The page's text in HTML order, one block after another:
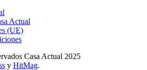
Actual
(UE)
Casa Actual 2025
y HitMag.